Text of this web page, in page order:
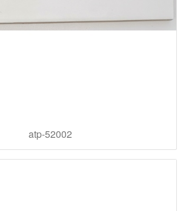
atp-52002